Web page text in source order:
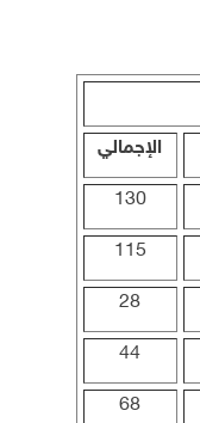
الإجمالي
130
115
28
44
68